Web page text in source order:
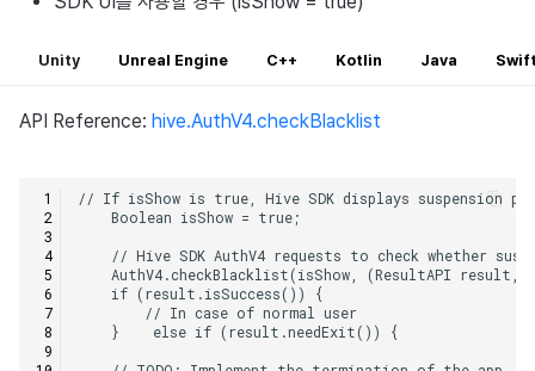
Unity Unreal Engine C++ Kotlin Java
API Reference: hive.AuthV4.checkBlacklist